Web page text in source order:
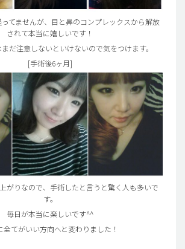
てませんが、目と鼻のコンプレックスから解放
されて本当に嬉しいです！
だ注意しないといけないので気をつけます。
[手術後6ヶ月]
がりなので、手術したと言うと驚く人も多いで
す。
毎日が本当に楽しいです^^
全てがいい方向へと変わりました！